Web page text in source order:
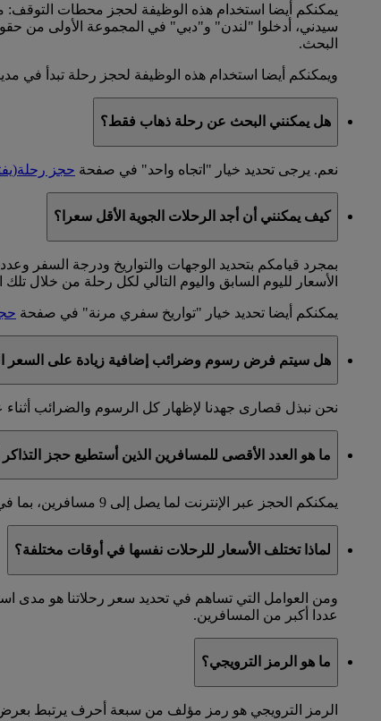
يمكنكم أيضا استخدام هذه الوظيفة لحجز محطات
سيدني، أدخلوا "لندن" و"دبي" في المجموعة الأولى من
البحث.
ويمكنكم أيضا استخدام هذه الوظيفة لحجز رحلة تبدأ في
هل يمكنني البحث عن رحلة ذهاب فقط؟
نعم. يرجى تحديد خيار "اتجاه واحد" في صفحة حجز رحلة
كيف يمكنني أن أجد الرحلات الجوية الأقل سعرا؟
بمجرد قيامكم بتحديد الوجهات والتواريخ ودرجة السفر
الأسعار لليوم السابق واليوم التالي لكل رحلة من خلال
يمكنكم أيضا تحديد خيار "تواريخ سفري مرنة" في صفحة
هل سيتم فرض رسوم وضرائب إضافية زيادة على السعر
نحن نبذل قصارى جهدنا لإظهار كل الرسوم والضرائب
ما هو العدد الأقصى للمسافرين الذين أستطيع حجز التذاكر
يمكنكم الحجز عبر الإنترنت لما يصل إلى 9 مسافرين، بما في ذلك جميع البالغين والأطفال المسافرين معكم.
لماذا تختلف الأسعار للرحلات نفسها في أوقات مختلفة؟
ومن العوامل التي تساهم في تحديد سعر رحلاتنا هو
عددا أكبر من المسافرين.
ما هو الرمز الترويجي؟
الرمز الترويجي هو رمز مؤلف من سبعة أحرف يرتبط بعرض